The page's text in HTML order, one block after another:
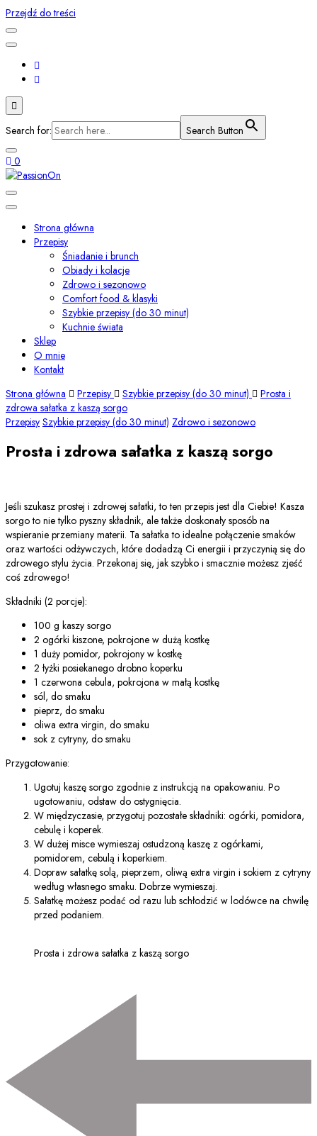
Przejdź do treści
Search for: Search Button
0
PassionOn
Smaki świata i przepisy z duszą
Strona główna
Przepisy
Śniadanie i brunch
Obiady i kolacje
Zdrowo i sezonowo
Comfort food & klasyki
Szybkie przepisy (do 30 minut)
Kuchnie świata
Sklep
O mnie
Kontakt
Strona główna
Przepisy Szybkie przepisy (do 30 minut)
Prosta i
zdrowa sałatka z kaszą sorgo
Przepisy Szybkie przepisy (do 30 minut) Zdrowo i sezonowo
Prosta i zdrowa sałatka z kaszą sorgo
Jeśli szukasz prostej i zdrowej sałatki, to ten przepis jest dla Ciebie! Kasza
sorgo to nie tylko pyszny składnik, ale także doskonały sposób na
wspieranie przemiany materii. Ta sałatka to idealne połączenie smaków
oraz wartości odżywczych, które dodadzą Ci energii i przyczynią się do
zdrowego stylu życia. Przekonaj się, jak szybko i smacznie możesz zjeść
coś zdrowego!
Składniki (2 porcje):
100 g kaszy sorgo
2 ogórki kiszone, pokrojone w dużą kostkę
1 duży pomidor, pokrojony w kostkę
2 łyżki posiekanego drobno koperku
1 czerwona cebula, pokrojona w małą kostkę
sól, do smaku
pieprz, do smaku
oliwa extra virgin, do smaku
sok z cytryny, do smaku
Przygotowanie:
Ugotuj kaszę sorgo zgodnie z instrukcją na opakowaniu. Po
ugotowaniu, odstaw do ostygnięcia.
W międzyczasie, przygotuj pozostałe składniki: ogórki, pomidora,
cebulę i koperek.
W dużej misce wymieszaj ostudzoną kaszę z ogórkami,
pomidorem, cebulą i koperkiem.
Dopraw sałatkę solą, pieprzem, oliwą extra virgin i sokiem z cytryny
według własnego smaku. Dobrze wymieszaj.
Sałatkę możesz podać od razu lub schłodzić w lodówce na chwilę
przed podaniem.
Prosta i zdrowa sałatka z kaszą sorgo